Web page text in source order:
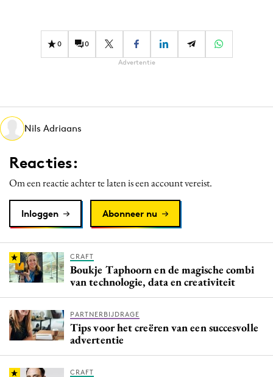
Gedragsverandering
Influencer marketing
Media
Merkstrategie
Programmatic
Purpose Marketing
0 0
Advertentie
Nils Adriaans
Reacties:
Om een reactie achter te laten is een account vereist.
Inloggen Abonneer nu
CRAFT
Boukje Taphoorn en de magische combi
van technologie, data en creativiteit
PARTNERBIJDRAGE
Tips voor het creëren van een succesvolle
advertentie
CRAFT